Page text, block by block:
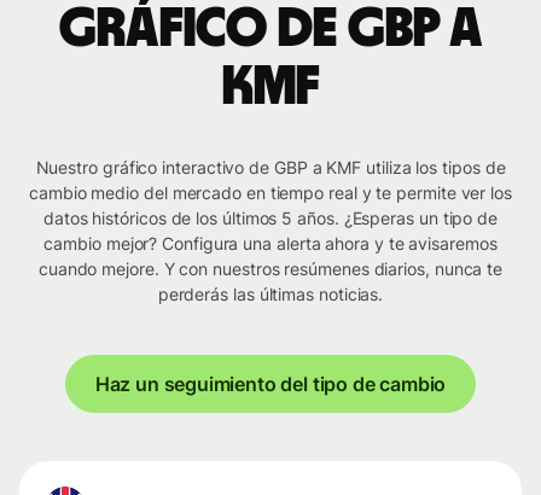
Gráfico de GBP a
KMF
Nuestro gráfico interactivo de GBP a KMF utiliza los tipos de
cambio medio del mercado en tiempo real y te permite ver los
datos históricos de los últimos 5 años. ¿Esperas un tipo de
cambio mejor? Configura una alerta ahora y te avisaremos
cuando mejore. Y con nuestros resúmenes diarios, nunca te
perderás las últimas noticias.
Haz un seguimiento del tipo de cambio